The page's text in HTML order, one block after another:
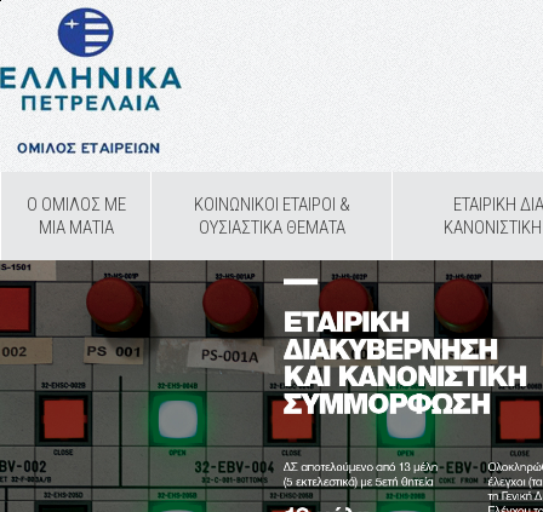
Ο ΟΜΙΛΟΣ ΜΕ
ΜΙΑ ΜΑΤΙΑ
ΚΟΙΝΩΝΙΚΟΙ ΕΤΑΙΡΟΙ &
ΟΥΣΙΑΣΤΙΚΑ ΘΕΜΑΤΑ
ΕΤΑΙΡΙΚΗ